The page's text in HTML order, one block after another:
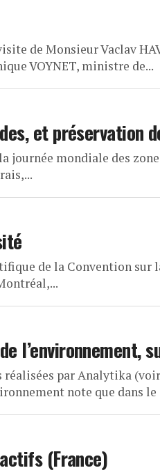
de Monsieur Vaclav
VOYNET, ministre de...
et préservation
journée mondiale des
de la Convention sur
l’environnement,
réalisées par Analytika
note que dans le
(France)